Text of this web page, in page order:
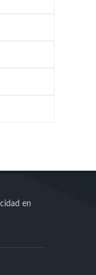
en